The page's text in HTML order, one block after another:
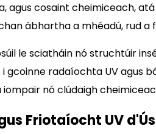
agus cosaint cheimiceach,
ábhartha a mhéadú, rud a
le sciatháin nó struchtúir
radaíochta UV agus
nó clúdaigh
Friotaíocht UV